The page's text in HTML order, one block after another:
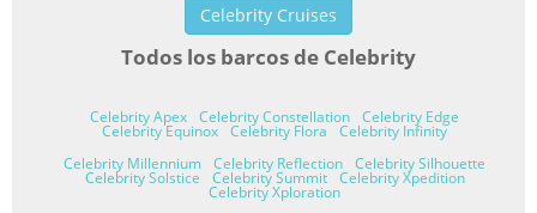
Celebrity Cruises
Todos los barcos de Celebrity
Celebrity Apex Celebrity Constellation Celebrity Edge
Celebrity Equinox Celebrity Flora
Celebrity Infinity
Celebrity Millennium Celebrity Reflection Celebrity Silhouette
Celebrity Solstice Celebrity Summit Celebrity Xpedition
Celebrity Xploration